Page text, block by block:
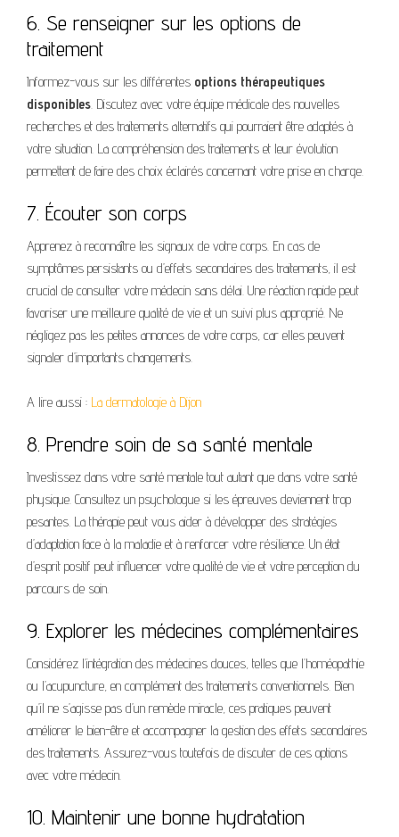
6. Se renseigner sur les options de
traitement
Informez-vous sur les différentes options thérapeutiques
disponibles. Discutez avec votre équipe médicale des nouvelles
recherches et des traitements alternatifs qui pourraient être adaptés à
votre situation. La compréhension des traitements et leur évolution
permettent de faire des choix éclairés concernant votre prise en charge.
7. Écouter son corps
Apprenez à reconnaître les signaux de votre corps. En cas de
symptômes persistants ou d’effets secondaires des traitements, il est
crucial de consulter votre médecin sans délai. Une réaction rapide peut
favoriser une meilleure qualité de vie et un suivi plus approprié. Ne
négligez pas les petites annonces de votre corps, car elles peuvent
signaler d’importants changements.
A lire aussi : La dermatologie à Dijon
8. Prendre soin de sa santé mentale
Investissez dans votre santé mentale tout autant que dans votre santé
physique. Consultez un psychologue si les épreuves deviennent trop
pesantes. La thérapie peut vous aider à développer des stratégies
d’adaptation face à la maladie et à renforcer votre résilience. Un état
d’esprit positif peut influencer votre qualité de vie et votre perception du
parcours de soin.
9. Explorer les médecines complémentaires
Considérez l’intégration des médecines douces, telles que l’homéopathie
ou l’acupuncture, en complément des traitements conventionnels. Bien
qu’il ne s’agisse pas d’un remède miracle, ces pratiques peuvent
améliorer le bien-être et accompagner la gestion des effets secondaires
des traitements. Assurez-vous toutefois de discuter de ces options
avec votre médecin.
10. Maintenir une bonne hydratation